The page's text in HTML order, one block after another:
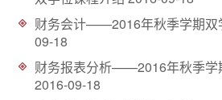
财务会计——2016年秋季学期双
09-18
财务报表分析——2016年秋季学
2016-09-18